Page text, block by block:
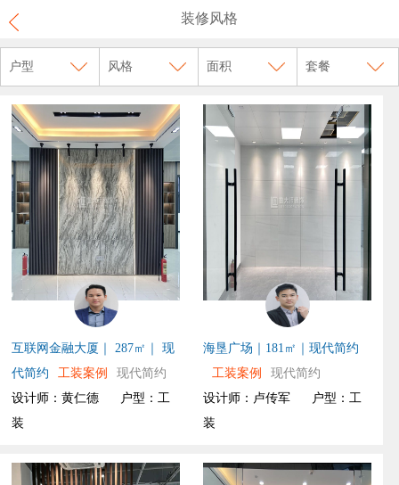
装修风格
户型 风格 面积 套餐
互联网金融大厦｜ 287㎡｜ 现
代简约
工装案例
现代简约
设计师：黄仁德
户型：工
装
海垦广场｜181㎡｜现代简约
工装案例
现代简约
设计师：卢传军
户型：工
装